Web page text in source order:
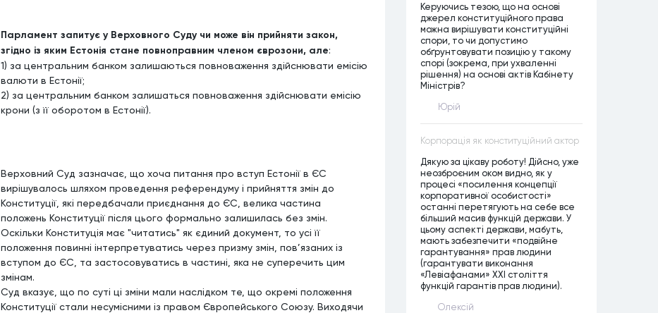
Парламент запитує у Верховного Суду чи може він прийняти закон,
згідно із яким Естонія стане повноправним членом єврозони, але:
1) за центральним банком залишаються повноваження здійснювати емісію
валюти в Естонії;
2) за центральним банком залишаться повноваження здійснювати емісію
крони (з її оборотом в Естонії).
Верховний Суд зазначає, що хоча питання про вступ Естонії в ЄС
вирішувалось шляхом проведення референдуму і прийняття змін до
Конституції, які передбачали приєднання до ЄС, велика частина
положень Конституції після цього формально залишилась без змін.
Оскільки Конституція має "читатись" як єдиний документ, то усі її
положення повинні інтерпретуватись через призму змін, пов’язаних із
вступом до ЄС, та застосовуватись в частині, яка не суперечить цим
змінам.
Суд вказує, що по суті ці зміни мали наслідком те, що окремі положення
Конституції стали несумісними із правом Європейського Союзу. Виходячи
Керуючись тезою, що на основі
джерел конституційного права
можна вирішувати конституційні
спори, то чи допустимо
обґрунтовувати позицію у такому
спорі (зокрема, при ухваленні
рішення) на основі актів Кабінету
Міністрів?
Юрій
Корпорація як конституційний актор
Дякую за цікаву роботу! Дійсно, уже
неозброєним оком видно, як у
процесі «посилення концепції
корпоративної особистості»
останні перетягують на себе все
більший масив функцій держави. У
цьому аспекті держави, мабуть,
мають забезпечити «подвійне
гарантування» прав людини
(гарантувати виконання
«Левіафанами» ХХІ століття
функцій гарантів прав людини).
Олексій